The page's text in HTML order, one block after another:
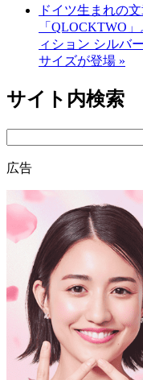
ドイツ生まれの
「QLOCKTWO
ィション シルバ
サイズが登場 »
サイト内検索
Search
広告